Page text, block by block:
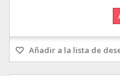
Añadir a la lista de